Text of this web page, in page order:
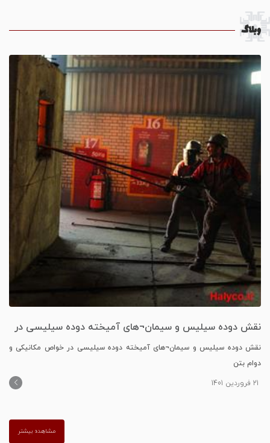
وبلاگ
نقش دوده سیلیس و سیمان¬های آمیخته دوده سیلیسی در
خواص مکانیکی و دوام بتن
نقش دوده سیلیس و سیمان¬های آمیخته دوده سیلیسی در خواص مکانیکی و
دوام بتن
21 فروردین 1401
مشاهده بیشتر